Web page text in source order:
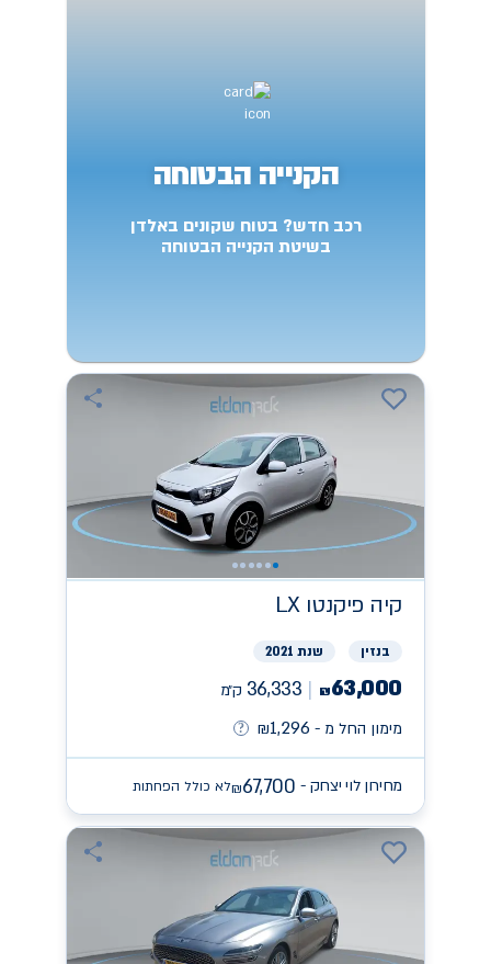
הקנייה הבטוחה
רכב חדש? בטוח שקונים באלדן
בשיטת הקנייה הבטוחה
קיה פיקנטו LX
בנזין שנת 2021
₪63,000
36,333 ק״מ
מימון החל מ -
₪1,296
מחירון לוי יצחק - ₪67,700 לא כולל הפחתות